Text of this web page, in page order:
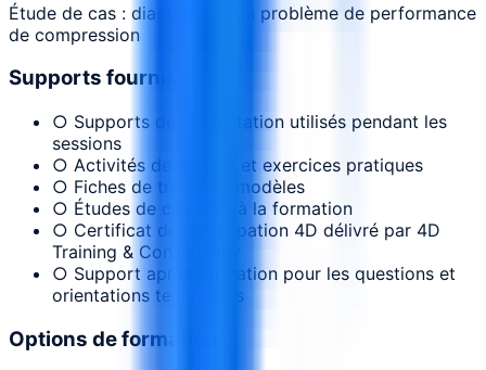
Étude de cas : diagnostic d’un problème de performance
de compression
Supports fournis
○ Supports de présentation utilisés pendant les
sessions
○ Activités de groupe et exercices pratiques
○ Fiches de travail et modèles
○ Études de cas liées à la formation
○ Certificat de participation 4D délivré par 4D
Training & Consultancy
○ Support après formation pour les questions et
orientations techniques
Options de formation